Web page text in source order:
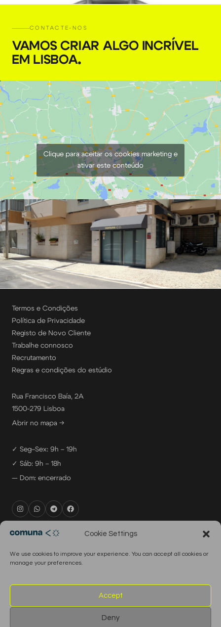
Cookie Settings
We use cookies to improve your experience. You can accept all cookies or
manage your preferences.
Accept
Deny
Cabo XLR de 10m
€5,00 + 23% VAT
CONTACTE-NOS
VAMOS CRIAR ALGO INCRÍVEL
EM LISBOA.
Clique para aceitar os cookies marketing e
ativar este conteúdo
Termos e Condições
Política de Privacidade
Registo de Novo Cliente
Trabalhe connosco
Recrutamento
Regras e condições do estúdio
Rua Francisco Baía, 2A
1500-279 Lisboa
Abrir no mapa →
✓ Seg–Sex: 9h – 19h
✓ Sáb: 9h – 18h
— Dom: encerrado
rental@comuna.pt
production@comuna.pt